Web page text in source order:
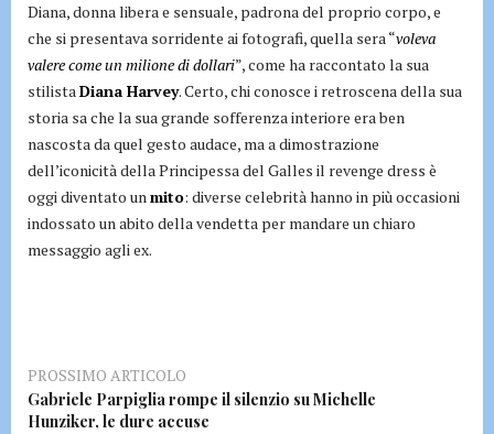
Diana, donna libera e sensuale, padrona del proprio corpo, e
che si presentava sorridente ai fotografi, quella sera “voleva
valere come un milione di dollari”, come ha raccontato la sua
stilistaDiana Harvey. Certo, chi conosce i retroscena della sua
storia sa che la sua grande sofferenza interiore era ben
nascosta da quel gesto audace, ma a dimostrazione
dell’iconicità della Principessa del Galles il revenge dress è
oggi diventato unmito: diverse celebrità hanno in più occasioni
indossato un abito della vendetta per mandare un chiaro
messaggio agli ex.
PROSSIMO ARTICOLO
Gabriele Parpiglia rompe il silenzio su Michelle
Hunziker, le dure accuse